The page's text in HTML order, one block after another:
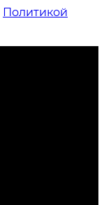
Политикой